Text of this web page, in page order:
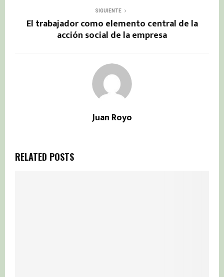
SIGUIENTE
El trabajador como elemento central de la
acción social de la empresa
Juan Royo
RELATED POSTS